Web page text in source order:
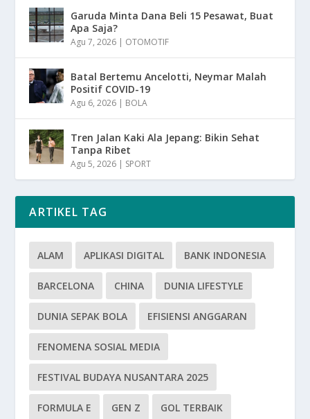
Garuda Minta Dana Beli 15 Pesawat, Buat
Apa Saja?
Agu 7, 2026 | OTOMOTIF
Batal Bertemu Ancelotti, Neymar Malah
Positif COVID-19
Agu 6, 2026 | BOLA
Tren Jalan Kaki Ala Jepang: Bikin Sehat
Tanpa Ribet
Agu 5, 2026 | SPORT
ARTIKEL TAG
ALAM APLIKASI DIGITAL BANK INDONESIA
BARCELONA CHINA DUNIA LIFESTYLE
DUNIA SEPAK BOLA EFISIENSI ANGGARAN
FENOMENA SOSIAL MEDIA
FESTIVAL BUDAYA NUSANTARA 2025
FORMULA E GEN Z GOL TERBAIK